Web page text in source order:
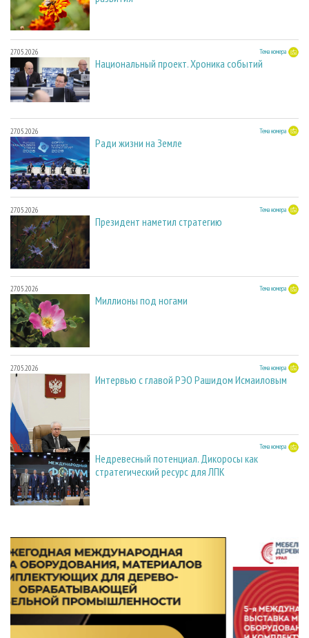
27.05.2026 Тема номера
Национальный проект. Хроника событий
27.05.2026 Тема номера
Ради жизни на Земле
27.05.2026 Тема номера
Президент наметил стратегию
27.05.2026 Тема номера
Миллионы под ногами
27.05.2026 Тема номера
Интервью с главой РЭО Рашидом Исмаиловым
27.05.2026 Тема номера
Недревесный потенциал. Дикоросы как
стратегический ресурс для ЛПК